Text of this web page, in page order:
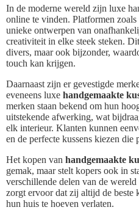
In de moderne wereld zijn luxe
online te vinden. Platformen zoals
unieke ontwerpen van
creativiteit in elke steek steken.
divers, maar ook bijzonder,
touch kan krijgen.
Daarnaast zijn er gevestigde
eveneens luxe handgemaakte
merken staan bekend om hun
uitstekende afwerking, wat
elk interieur. Klanten kunnen
en de perfecte kussens kiezen
Het kopen van handgemaakte
gemak, maar stelt kopers ook in
verschillende delen van de
zorgt ervoor dat zij altijd de beste
hun huis te hoeven verlaten.